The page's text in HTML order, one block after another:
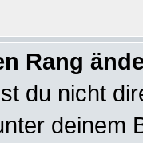
Rang
du nicht
deinem